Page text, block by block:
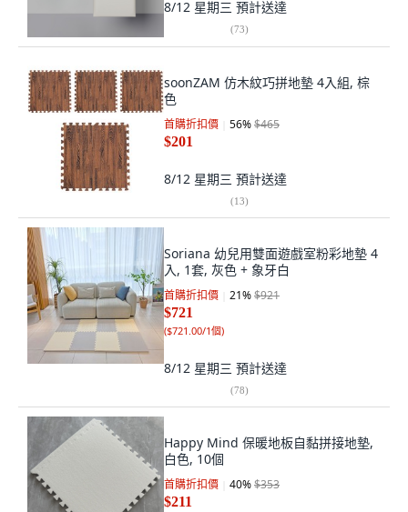
8/12 星期三 預計送達
(73)
soonZAM 仿木紋巧拼地墊 4入組, 棕
色
首購折扣價 56%$465
$201
8/12 星期三 預計送達
(13)
Soriana 幼兒用雙面遊戲室粉彩地墊 4
入, 1套, 灰色 + 象牙白
首購折扣價 21%$921
$721
($721.00/1個)
8/12 星期三 預計送達
(78)
Happy Mind 保暖地板自黏拼接地墊,
白色, 10個
首購折扣價 40%$353
$211